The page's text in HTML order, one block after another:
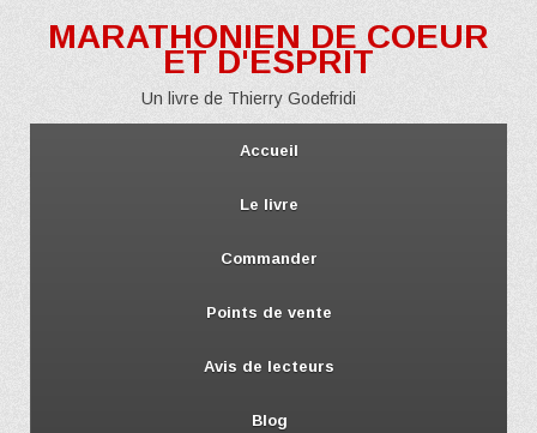
MARATHONIEN DE COEUR
ET D'ESPRIT
Un livre de Thierry Godefridi
Accueil
Le livre
Commander
Points de vente
Avis de lecteurs
Blog